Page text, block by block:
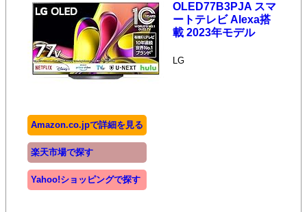
OLED77B3PJA スマ
ートテレビ Alexa搭
載 2023年モデル
LG
Amazon.co.jpで詳細を見る
楽天市場で探す
Yahoo!ショッピングで探す